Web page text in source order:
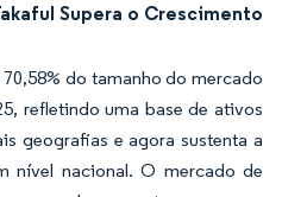
Supera o Crescimento
do tamanho do mercado
refletindo uma base de ativos
geografias e agora sustenta a
nível nacional. O mercado de